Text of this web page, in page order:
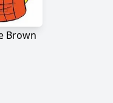
Brown